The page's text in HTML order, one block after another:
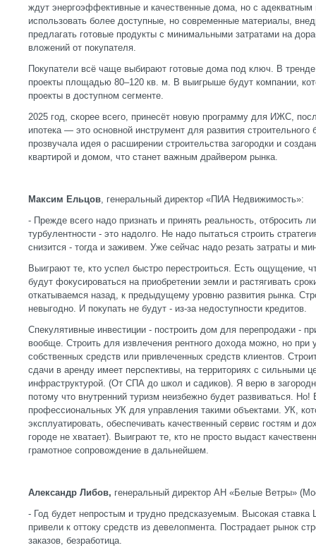
ждут энергоэффективные и качественные дома, но с
использовать более доступные, но современные материалы,
предлагать готовые продукты с минимальными затратами на
вложений от покупателя.
Покупатели всё чаще выбирают готовые дома под ключ. В
проекты площадью 80–120 кв. м. В выигрыше будут компании,
проекты в доступном сегменте.
2025 год, скорее всего, принесёт новую программу для ИЖС,
ипотека — это основной инструмент для развития
прозвучала идея о расширении строительства загородки и
квартирой и домом, что станет важным драйвером рынка.
Максим Ельцов, генеральный директор «ПИА Недвижимость»:
- Прежде всего надо признать и принять реальность, отбросить
турбулентности - это надолго. Не надо пытаться строить
снизится - тогда и заживем. Уже сейчас надо резать затраты и
Выиграют те, кто успел быстро перестроиться. Есть ощущение,
будут фокусироваться на приобретении земли и растягивать
откатываемся назад, к предыдущему уровню развития рынка.
невыгодно. И покупать не будут - из-за недоступности кредитов.
Спекулятивные инвестиции - построить дом для перепродажи -
вообще. Строить для извлечения рентного дохода можно, но при
собственных средств или привлеченных средств клиентов.
сдачи в аренду имеет перспективы, на территориях с сильными
инфраструктурой. (От СПА до школ и садиков). Я верю в
потому что внутренний туризм неизбежно будет развиваться. Но!
профессиональных УК для управления такими объектами. УК,
эксплуатировать, обеспечивать качественный сервис гостям и
городе не хватает). Выиграют те, кто не просто выдаст
грамотное сопровождение в дальнейшем.
Александр Либов, генеральный директор АН «Белые Ветры»
- Год будет непростым и трудно предсказуемым. Высокая
привели к оттоку средств из девелопмента. Пострадает рынок
заказов, безработица.